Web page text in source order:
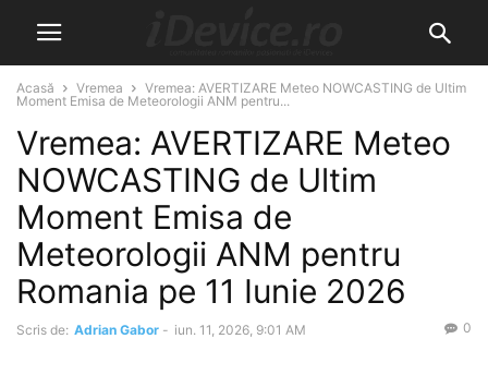
Acasă Vremea
Vremea: AVERTIZARE Meteo NOWCASTING de Ultim
Moment Emisa de Meteorologii ANM pentru...
Vremea: AVERTIZARE Meteo
NOWCASTING de Ultim
Moment Emisa de
Meteorologii ANM pentru
Romania pe 11 Iunie 2026
Scris de: Adrian Gabor - iun. 11, 2026, 9:01 AM 0